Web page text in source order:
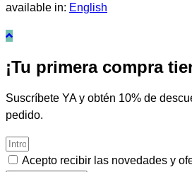
available in: English
¡Tu primera compra
Suscríbete YA y obtén 10% de
pedido.
Acepto recibir las novedades y